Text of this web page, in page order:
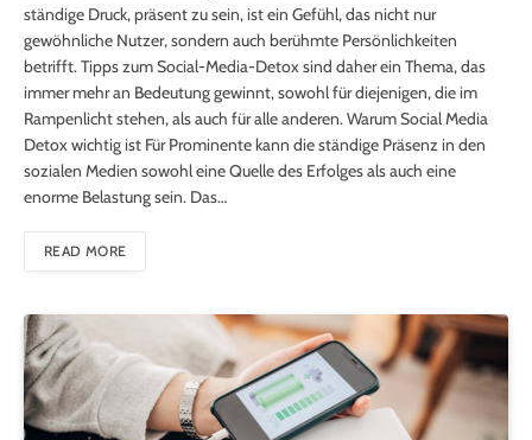
ständige Druck, präsent zu sein, ist ein Gefühl, das nicht nur
gewöhnliche Nutzer, sondern auch berühmte Persönlichkeiten
betrifft. Tipps zum Social-Media-Detox sind daher ein Thema, das
immer mehr an Bedeutung gewinnt, sowohl für diejenigen, die im
Rampenlicht stehen, als auch für alle anderen. Warum Social Media
Detox wichtig ist Für Prominente kann die ständige Präsenz in den
sozialen Medien sowohl eine Quelle des Erfolges als auch eine
enorme Belastung sein. Das…
READ MORE